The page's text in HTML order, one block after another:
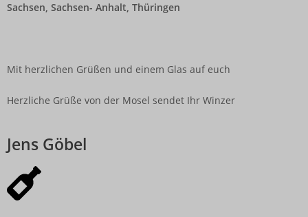
Sachsen, Sachsen- Anhalt, Thüringen
Mit herzlichen Grüßen und einem Glas auf euch
Herzliche Grüße von der Mosel sendet Ihr Winzer
Jens Göbel